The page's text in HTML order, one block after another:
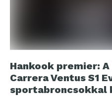
Hankook premier: A
Carrera Ventus S1
sportabroncsokkal